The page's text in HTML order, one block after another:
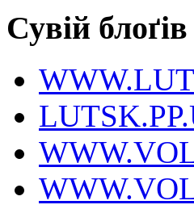
Сувій блоґів